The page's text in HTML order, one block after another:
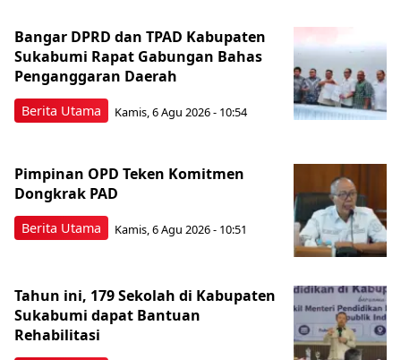
Berita Utama
Bangar DPRD dan TPAD Kabupaten
Sukabumi Rapat Gabungan Bahas
Penganggaran Daerah
Kamis, 6 Agu 2026 - 10:54
Berita Utama
Pimpinan OPD Teken Komitmen
Dongkrak PAD
Kamis, 6 Agu 2026 - 10:51
Tahun ini, 179 Sekolah di Kabupaten
Sukabumi dapat Bantuan
Rehabilitasi